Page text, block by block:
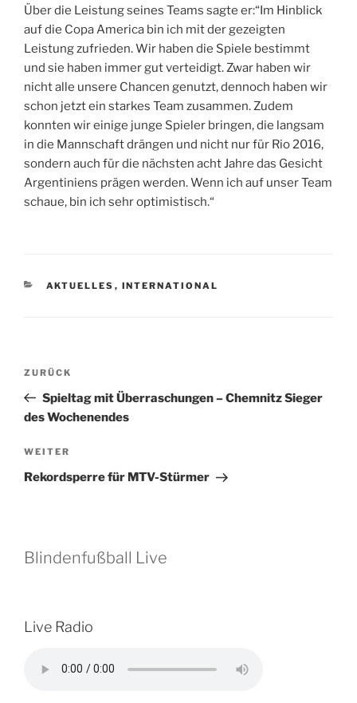
Über die Leistung seines Teams sagte er:“Im Hinblick
auf die Copa America bin ich mit der gezeigten
Leistung zufrieden. Wir haben die Spiele bestimmt
und sie haben immer gut verteidigt. Zwar haben wir
nicht alle unsere Chancen genutzt, dennoch haben wir
schon jetzt ein starkes Team zusammen. Zudem
konnten wir einige junge Spieler bringen, die langsam
in die Mannschaft drängen und nicht nur für Rio 2016,
sondern auch für die nächsten acht Jahre das Gesicht
Argentiniens prägen werden. Wenn ich auf unser Team
schaue, bin ich sehr optimistisch.“
KATEGORIEN
AKTUELLES , INTERNATIONAL
Beitragsnavigation
Vorheriger
Beitrag
ZURÜCK
Spieltag mit Überraschungen – Chemnitz Sieger
des Wochenendes
Nächster
Beitrag
WEITER
Rekordsperre für MTV-Stürmer
Blindenfußball Live
Live Radio